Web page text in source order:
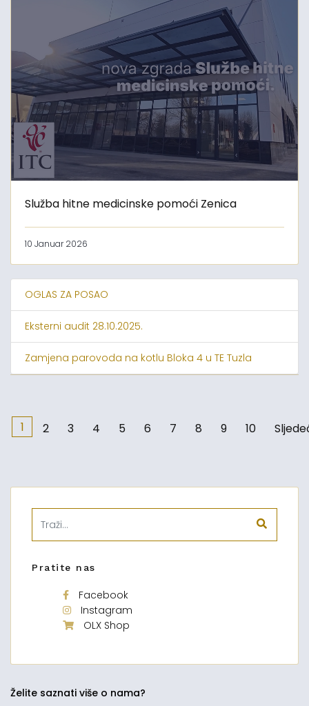
Služba hitne medicinske pomoći Zenica
10 Januar 2026
OGLAS ZA POSAO
Eksterni audit 28.10.2025.
Zamjena parovoda na kotlu Bloka 4 u TE Tuzla
1 2 3 4 5 6 7 8 9 10
Pratite nas
Facebook
Instagram
OLX Shop
Želite saznati više o nama?